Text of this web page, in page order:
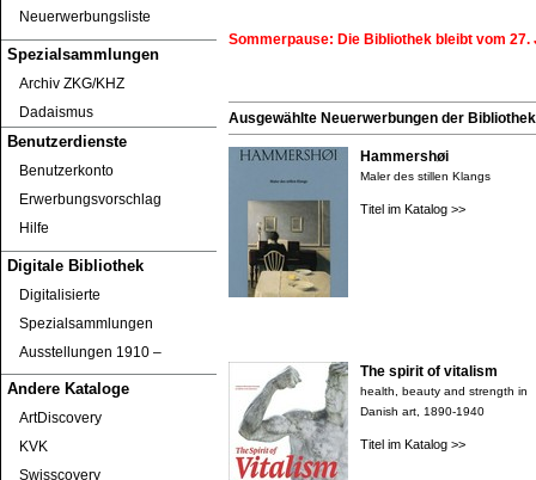
Neuerwerbungsliste
Spezialsammlungen
Archiv ZKG/KHZ
Dadaismus
Benutzerdienste
Benutzerkonto
Erwerbungsvorschlag
Hilfe
Digitale Bibliothek
Digitalisierte
Spezialsammlungen
Ausstellungen 1910 ‒
Andere Kataloge
ArtDiscovery
KVK
Swisscovery
Sommerpause: Die Bibliothek bleibt vom
Ausgewählte Neuerwerbungen der
Hammershøi
Maler des stillen Klangs
Titel im Katalog >>
The spirit of vitalism
health, beauty and strength in
Danish art, 1890-1940
Titel im Katalog >>